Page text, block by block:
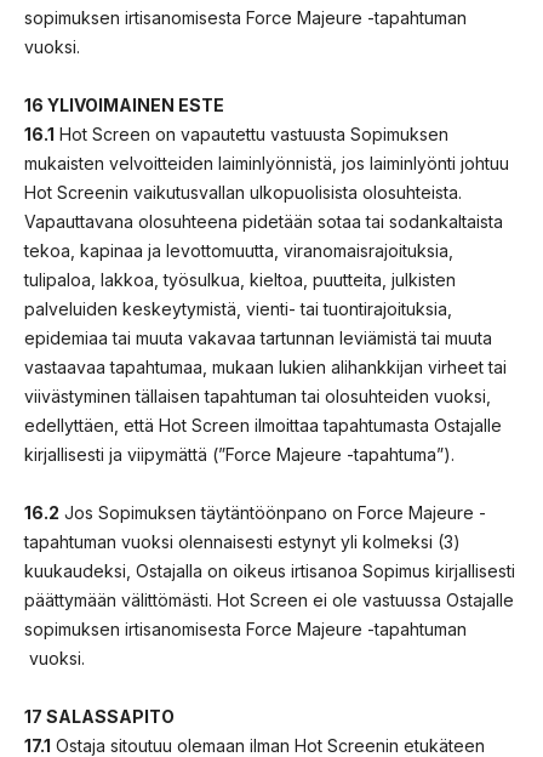
sopimuksen irtisanomisesta Force Majeure -tapahtuman
vuoksi.
16 YLIVOIMAINEN ESTE
16.1 Hot Screen on vapautettu vastuusta Sopimuksen
mukaisten velvoitteiden laiminlyönnistä, jos laiminlyönti johtuu
Hot Screenin vaikutusvallan ulkopuolisista olosuhteista.
Vapauttavana olosuhteena pidetään sotaa tai sodankaltaista
tekoa, kapinaa ja levottomuutta, viranomaisrajoituksia,
tulipaloa, lakkoa, työsulkua, kieltoa, puutteita, julkisten
palveluiden keskeytymistä, vienti- tai tuontirajoituksia,
epidemiaa tai muuta vakavaa tartunnan leviämistä tai muuta
vastaavaa tapahtumaa, mukaan lukien alihankkijan virheet tai
viivästyminen tällaisen tapahtuman tai olosuhteiden vuoksi,
edellyttäen, että Hot Screen ilmoittaa tapahtumasta Ostajalle
kirjallisesti ja viipymättä (”Force Majeure -tapahtuma”).
16.2 Jos Sopimuksen täytäntöönpano on Force Majeure -
tapahtuman vuoksi olennaisesti estynyt yli kolmeksi (3)
kuukaudeksi, Ostajalla on oikeus irtisanoa Sopimus kirjallisesti
päättymään välittömästi. Hot Screen ei ole vastuussa Ostajalle
sopimuksen irtisanomisesta Force Majeure -tapahtuman
vuoksi.
17 SALASSAPITO
17.1 Ostaja sitoutuu olemaan ilman Hot Screenin etukäteen